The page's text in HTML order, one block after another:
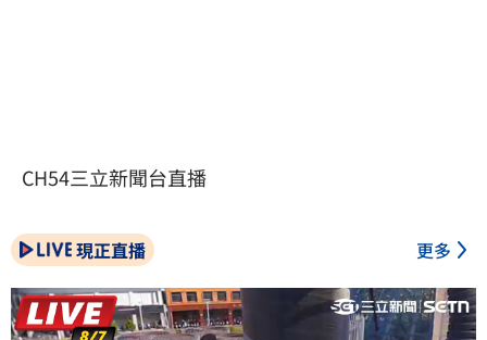
CH54三立新聞台直播
現正直播 更多